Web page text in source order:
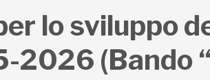
lo sviluppo
2026 (Bando